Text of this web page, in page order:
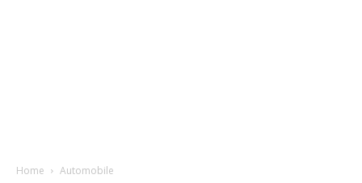
Home Automobile